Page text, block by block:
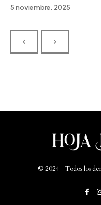
5 noviembre, 2025
© 2024 - Todos los